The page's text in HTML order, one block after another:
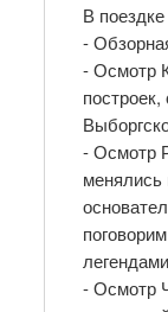
В
-
- Осмотр
- Осмотр
менялись
- Осмотр